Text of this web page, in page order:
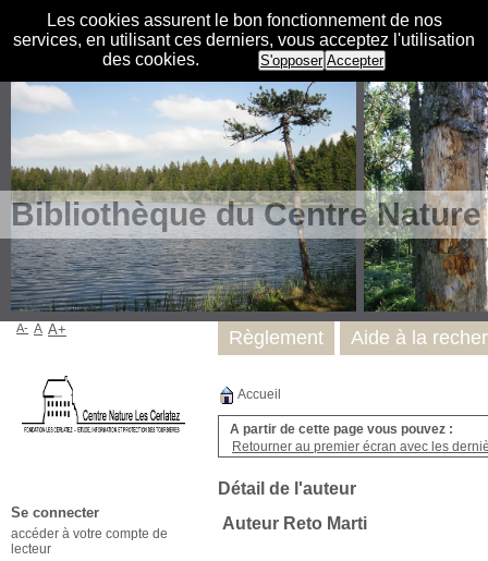
Les cookies assurent le bon fonctionnement de nos
services, en utilisant ces derniers, vous acceptez l'utilisation
des cookies.
S'opposer Accepter
Bibliothèque du Centre
Accueil
A partir de cette page vous pouvez :
Retourner au premier écran avec les
Détail de l'auteur
Auteur Reto Marti
Règlement Aide à la
A- A A+
Se connecter
accéder à votre compte de
lecteur